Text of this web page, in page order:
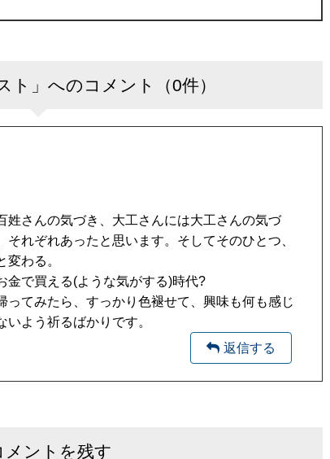
ト」へのコメント（0件）
姓さんの気づき、大工さんには大工さんの気づ
れぞれあったと思います。そしてそのひとつ、
わる。
金で買える(ような気がする)時代?
てみたら、すっかり色褪せて、興味も何も感じ
よう祈るばかりです。
返信
メントを残す